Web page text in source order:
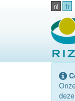
nl fr